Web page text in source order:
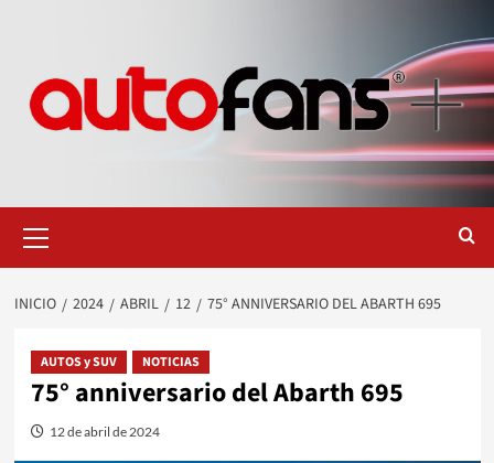
primario
INICIO 2024 ABRIL 12 75° ANNIVERSARIO DEL ABARTH 695
AUTOS y SUV NOTICIAS
75° anniversario del Abarth 695
12 de abril de 2024